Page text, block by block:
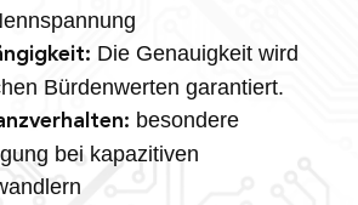
Die Genauigkeit wird
Bürdenwerten garantiert.
besondere
bei kapazitiven